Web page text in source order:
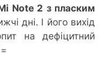
Note 2 з пласким
дні. І його вихід
на дефіцитний